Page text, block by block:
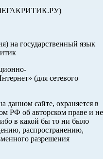
на государственный язык
(для сетевого
данном сайте, охраняется в
РФ об авторском праве и не
в какой бы то ни было
распространению,
разрешения